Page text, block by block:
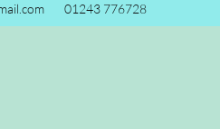
01243 776728